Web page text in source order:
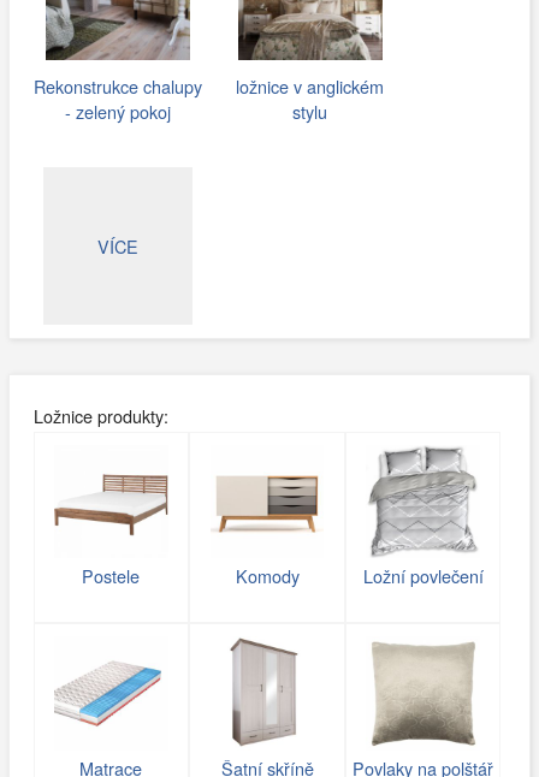
Rekonstrukce chalupy
- zelený pokoj
ložnice v anglickém
stylu
VÍCE
Ložnice produkty:
Postele Komody Ložní povlečení
Matrace Šatní skříně Povlaky na polštář